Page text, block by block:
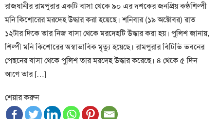
রাজধানীর রামপুরার একটি বাসা থেকে ৯০ এর দশকের জনপ্রিয় কণ্ঠশিল্পী
মনি কিশোরের মরদেহ উদ্ধার করা হয়েছে। শনিবার (১৯ অক্টোবর) রাত
১২টার দিকে তার নিজ বাসা থেকে মরদেহটি উদ্ধার করা হয়। পুলিশ জানায়,
শিল্পী মনি কিশোরের অস্বাভাবিক মৃত্যু হয়েছে। রামপুরার বিটিভি ভবনের
পেছনের বাসা থেকে পুলিশ তার মরদেহ উদ্ধার করেছে। ৪ থেকে ৫ দিন
আগে তার […]
শেয়ার করুন